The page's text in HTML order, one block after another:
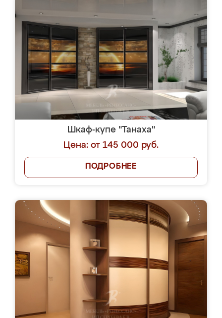
Шкаф-купе "Танаха"
Цена: от 145 000 руб.
ПОДРОБНЕЕ